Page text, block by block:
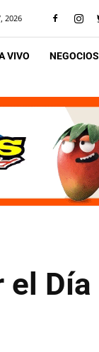
2026
VIVO NEGOCIOS
el Día